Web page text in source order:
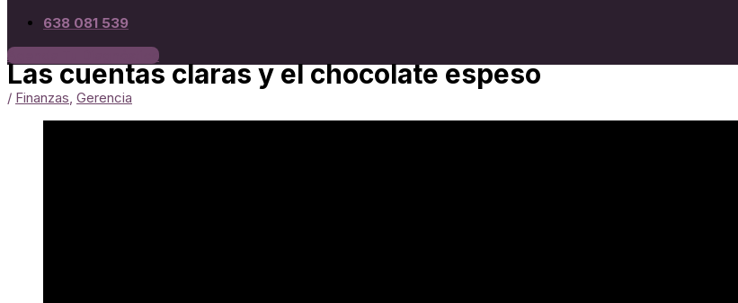
638 081 539
Agenda Tu Diagnóstico
Las cuentas claras y el chocolate espeso
/ Finanzas, Gerencia